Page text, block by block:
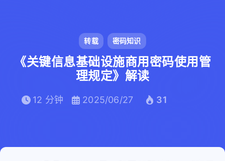
转载 密码知识
《关键信息基础设施商用密码使用管
理规定》解读
12 分钟 2025/06/27 31